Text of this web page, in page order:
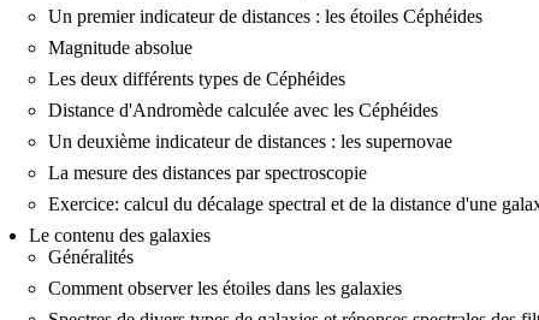
Un premier indicateur de distances : les étoiles Céphéides
Magnitude absolue
Les deux différents types de Céphéides
Distance d'Andromède calculée avec les Céphéides
Un deuxième indicateur de distances : les supernovae
La mesure des distances par spectroscopie
Exercice: calcul du décalage spectral et de la distance d'une
Le contenu des galaxies
Généralités
Comment observer les étoiles dans les galaxies